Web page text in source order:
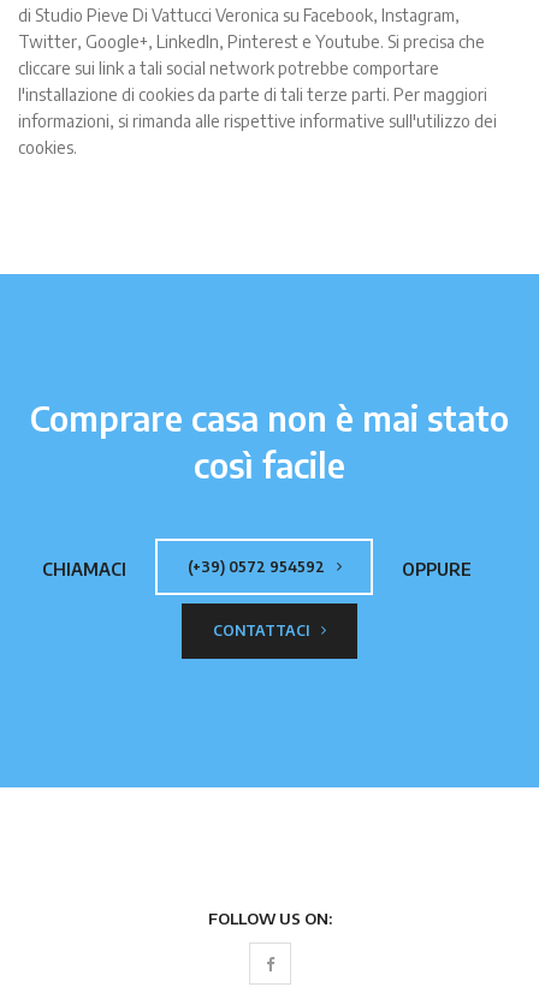
di Studio Pieve Di Vattucci Veronica su Facebook, Instagram,
Twitter, Google+, LinkedIn, Pinterest e Youtube. Si precisa che
cliccare sui link a tali social network potrebbe comportare
l'installazione di cookies da parte di tali terze parti. Per maggiori
informazioni, si rimanda alle rispettive informative sull'utilizzo dei
cookies.
Comprare casa non è mai stato
così facile
CHIAMACI (+39) 0572 954592 OPPURE
CONTATTACI
FOLLOW US ON: